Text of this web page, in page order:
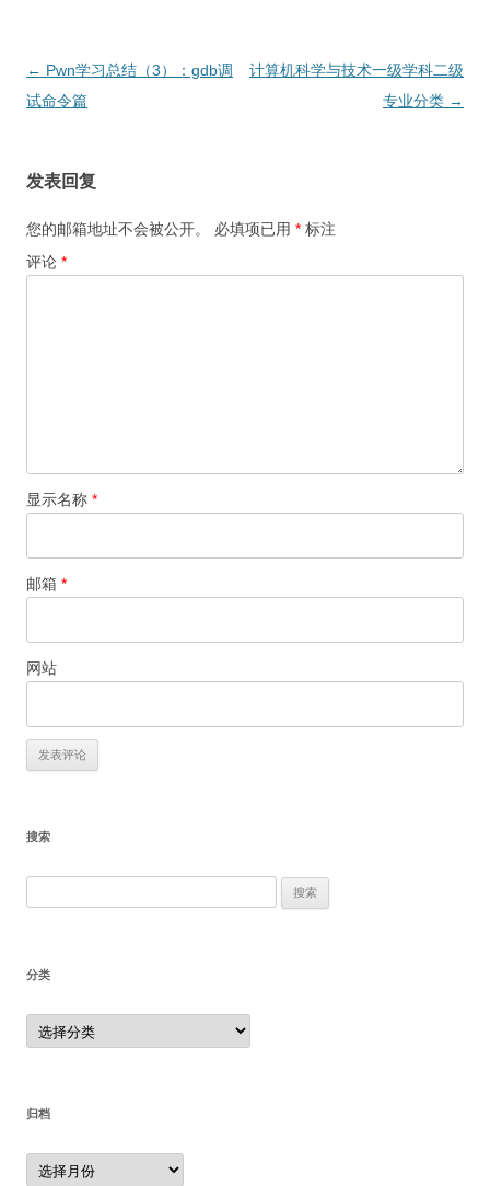
文
章
← Pwn学习总结（3）：gdb调
试命令篇
计算机科学与技术一级学科二级
专业分类 →
发表回复
您的邮箱地址不会被公开。 必填项已用 * 标注
评论 *
显示名称 *
邮箱 *
网站
搜索
分类
分
类
归档
归
档